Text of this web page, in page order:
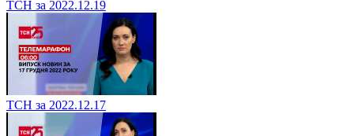
ТСН за 2022.12.19
ТСН за 2022.12.17